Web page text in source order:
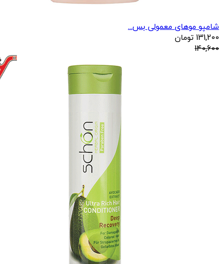
شامپو موهای معمولی بس...
131,200 تومان
140,600